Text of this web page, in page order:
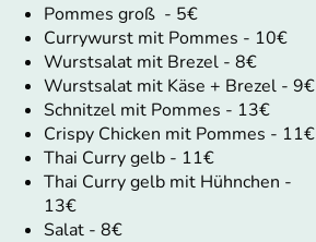
Pommes groß - 5€
Currywurst mit Pommes - 10€
Wurstsalat mit Brezel - 8€
Wurstsalat mit Käse + Brezel - 9€
Schnitzel mit Pommes - 13€
Crispy Chicken mit Pommes - 11€
Thai Curry gelb - 11€
Thai Curry gelb mit Hühnchen -
13€
Salat - 8€